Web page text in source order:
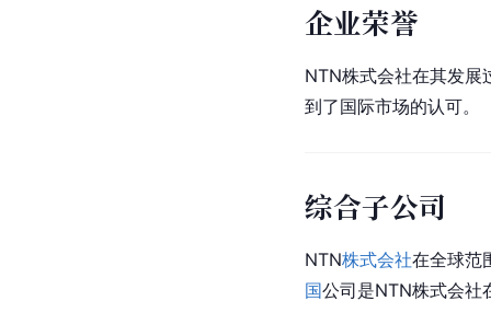
企业荣誉
NTN株式会社在其发展
到了国际市场的认可。
综合子公司
NTN株式会社在全球范
国公司是NTN株式会社